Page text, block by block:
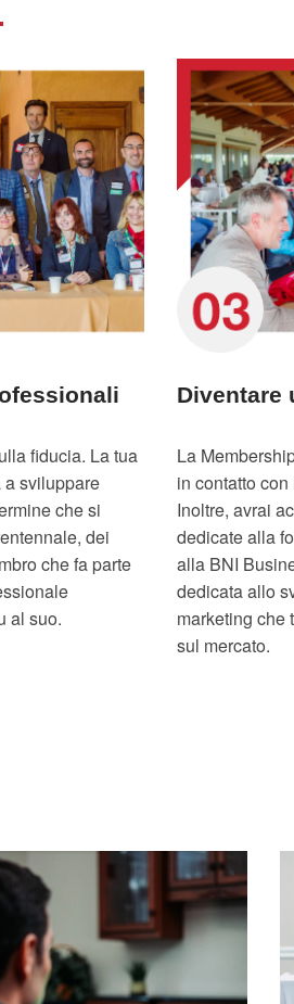
fiducia. La tua
a sviluppare
che si
dei
che fa parte
al suo.
Diventare
La
in contatto
Inoltre, avrai
dedicate alla
alla BNI
dedicata allo
marketing che
sul mercato.